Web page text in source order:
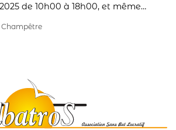
de 10h00 à 18h00, et même
et animations musicales… l’entrée
Champêtre